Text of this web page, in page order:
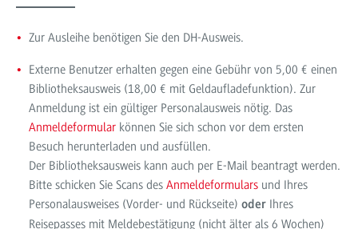
Zur Ausleihe benötigen Sie den DH-Ausweis.
Externe Benutzer erhalten gegen eine Gebühr von 5,00 € einen
Bibliotheksausweis (18,00 € mit Geldaufladefunktion). Zur
Anmeldung ist ein gültiger Personalausweis nötig. Das
Anmeldeformular können Sie sich schon vor dem ersten
Besuch herunterladen und ausfüllen.
Der Bibliotheksausweis kann auch per E-Mail beantragt werden.
Bitte schicken Sie Scans desAnmeldeformulars und Ihres
Personalausweises (Vorder- und Rückseite)oder Ihres
Reisepasses mit Meldebestätigung (nicht älter als 6 Wochen)